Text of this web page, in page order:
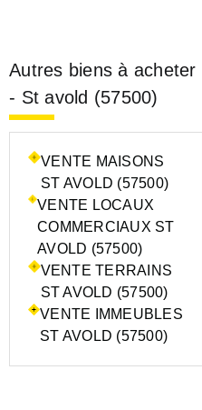
Autres biens à acheter
- St avold (57500)
VENTE MAISONS
ST AVOLD (57500)
VENTE LOCAUX
COMMERCIAUX ST
AVOLD (57500)
VENTE TERRAINS
ST AVOLD (57500)
VENTE IMMEUBLES
ST AVOLD (57500)